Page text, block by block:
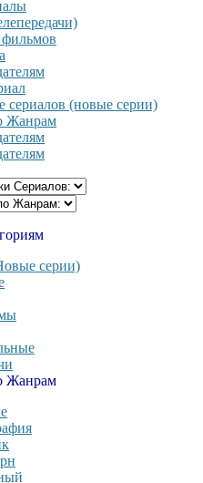
сериалов (новые серии)
Жанрам
серии)
Жанрам